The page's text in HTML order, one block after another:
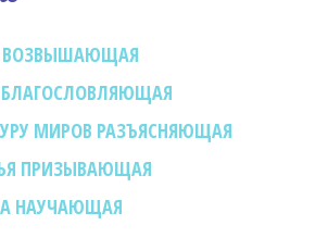
ВОЗВЫШАЮЩАЯ
МИРОВ РАЗЪЯСНЯЮЩАЯ
ПРИЗЫВАЮЩАЯ
НАУЧАЮЩАЯ